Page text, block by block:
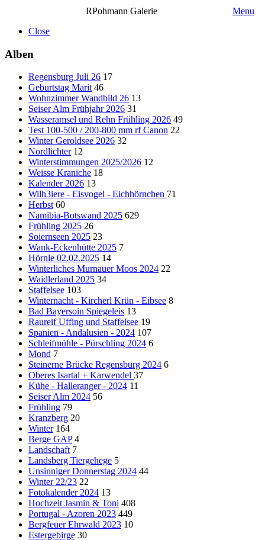
RPohmann Galerie
Menu
Close
Alben
Regensburg Juli 26 17
Geburtstag Marit 46
Wohnzimmer Wandbild 26 13
Seiser Alm Frühjahr 2026 31
Wasseramsel und Rehn Frühling 2026 49
Test 100-500 / 200-800 mm rf Canon 22
Winter Geroldsee 2026 32
Nordlichter 12
Winterstimmungen 2025/2026 12
Weisse Kraniche 18
Kalender 2026 13
Wilh3iere - Eisvogel - Eichhörnchen 71
Herbst 60
Namibia-Botswand 2025 629
Frühling 2025 26
Soiernseen 2025 23
Wank-Eckenhütte 2025 7
Hörnle 02.02.2025 14
Winterliches Murnauer Moos 2024 22
Waidlerland 2025 34
Staffelsee 103
Winternacht - Kircherl Krün - Eibsee 8
Bad Bayersoin Spiegeleis 13
Raureif Uffing und Staffelsee 19
Spanien - Andalusien - 2024 107
Schleifmühle - Pürschling 2024 6
Mond 7
Steinerne Brücke Regensburg 2024 6
Oberes Isartal + Karwendel 37
Kühe - Halleranger - 2024 11
Seiser Alm 2024 56
Frühling 79
Kranzberg 20
Winter 164
Berge GAP 4
Landschaft 7
Landsberg Tiergehege 5
Unsinniger Donnerstag 2024 44
Winter 22/23 22
Fotokalender 2024 13
Hochzeit Jasmin & Toni 408
Portugal - Azoren 2023 449
Bergfeuer Ehrwald 2023 10
Estergebirge 30